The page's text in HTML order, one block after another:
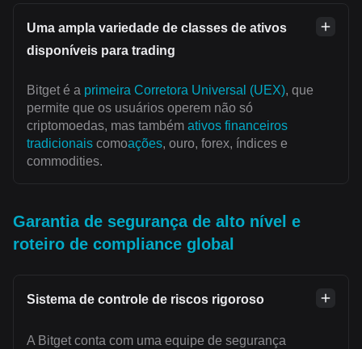
Uma ampla variedade de classes de ativos
disponíveis para trading
Bitget é a primeira Corretora Universal (UEX), que
permite que os usuários operem não só
criptomoedas, mas também ativos financeiros
tradicionais comoações, ouro, forex, índices e
commodities.
Garantia de segurança de alto nível e
roteiro de compliance global
Sistema de controle de riscos rigoroso
A Bitget conta com uma equipe de segurança